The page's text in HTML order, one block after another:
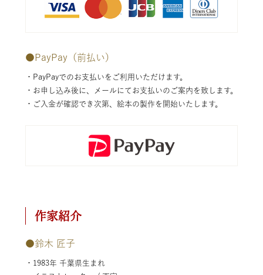
●PayPay（前払い）
・PayPayでのお支払いをご利用いただけます。
・お申し込み後に、メールにてお支払いのご案内を致します。
・ご入金が確認でき次第、絵本の製作を開始いたします。
作家紹介
●鈴木 匠子
・1983年 千葉県生まれ